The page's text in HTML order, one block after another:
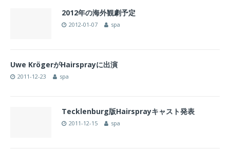
2012年の海外観劇予定
2012-01-07 spa
Uwe KrögerがHairsprayに出演
2011-12-23 spa
Tecklenburg版Hairsprayキャスト発表
2011-12-15 spa